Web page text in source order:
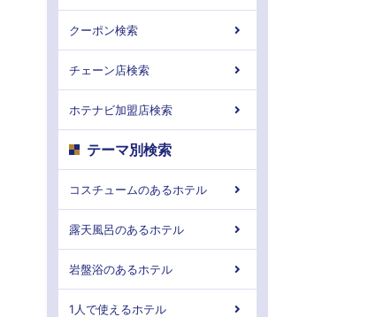
クーポン検索
チェーン店検索
ホテナビ加盟店検索
テーマ別検索
コスチュームのあるホテル
露天風呂のあるホテル
岩盤浴のあるホテル
1人で使えるホテル